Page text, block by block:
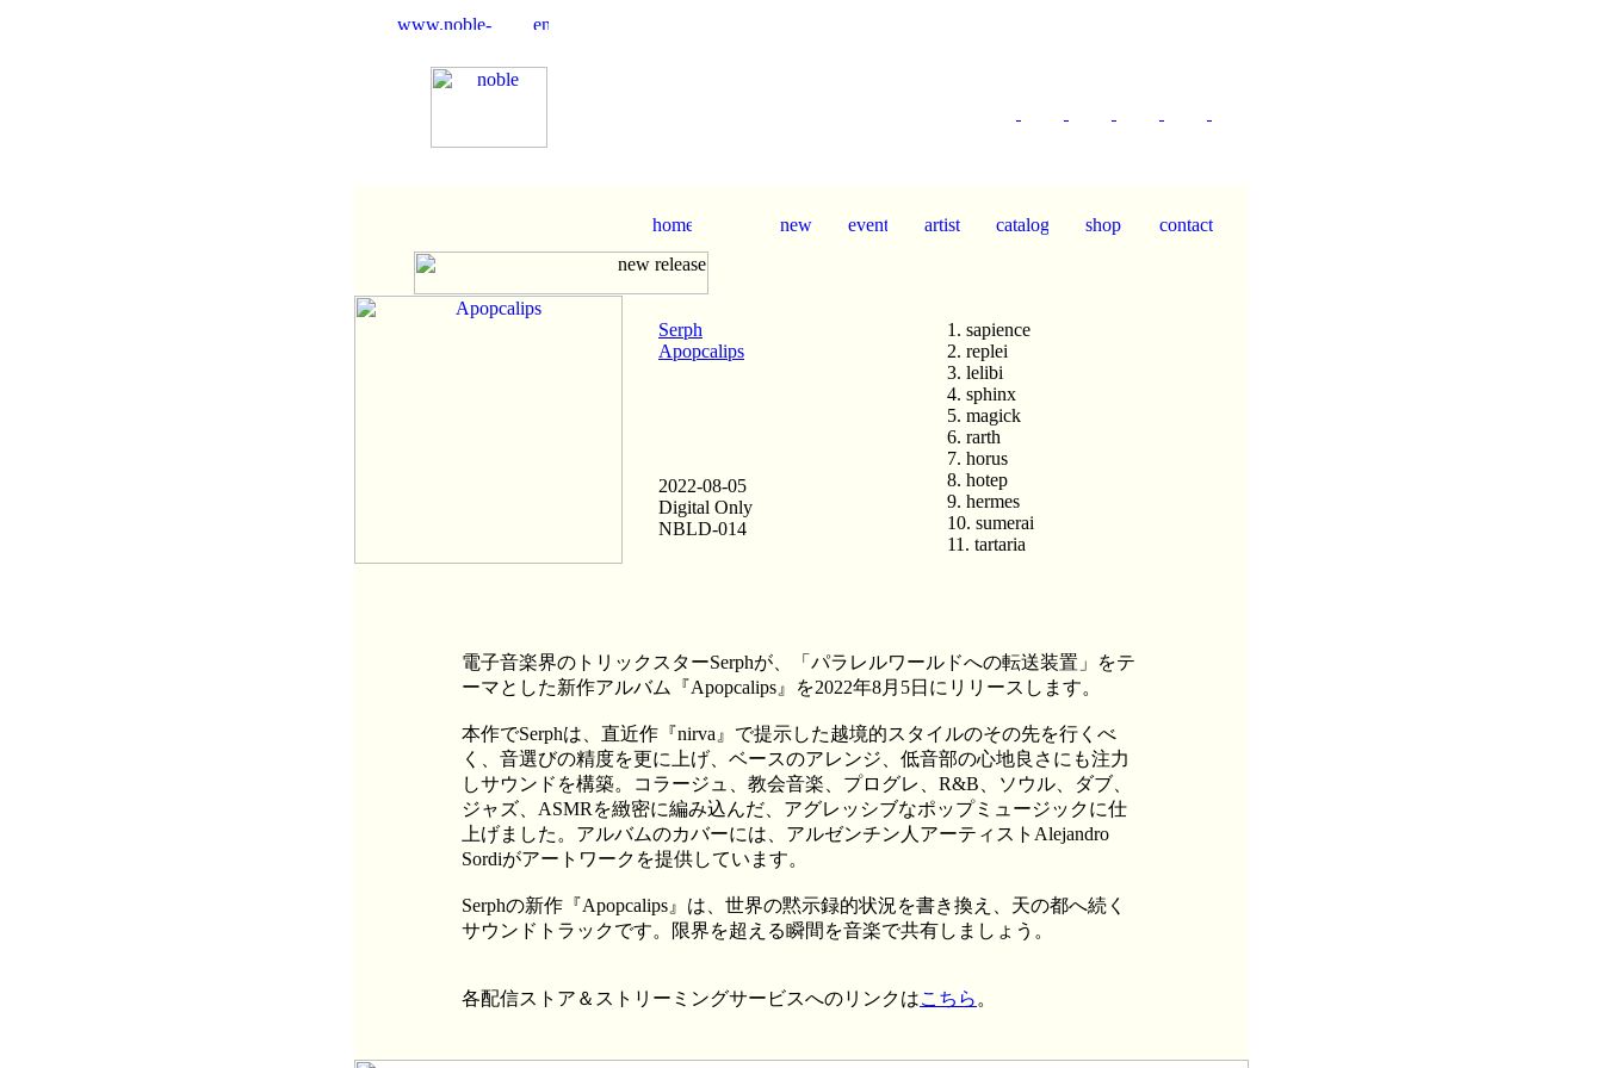
Serph
Apopcalips
2022-08-05
Digital Only
NBLD-014
1. sapience
2. replei
3. lelibi
4. sphinx
5. magick
6. rarth
7. horus
8. hotep
9. hermes
10. sumerai
11. tartaria
電子音楽界のトリックスターSerphが、「パラレルワールドへの転送装置」をテ
ーマとした新作アルバム『Apopcalips』を2022年8月5日にリリースします。
本作でSerphは、直近作『nirva』で提示した越境的スタイルのその先を行くべ
く、音選びの精度を更に上げ、ベースのアレンジ、低音部の心地良さにも注力
しサウンドを構築。コラージュ、教会音楽、プログレ、R&B、ソウル、ダブ、
ジャズ、ASMRを緻密に編み込んだ、アグレッシブなポップミュージックに仕
上げました。アルバムのカバーには、アルゼンチン人アーティストAlejandro
Sordiがアートワークを提供しています。
Serphの新作『Apopcalips』は、世界の黙示録的状況を書き換え、天の都へ続く
サウンドトラックです。限界を超える瞬間を音楽で共有しましょう。
各配信ストア＆ストリーミングサービスへのリンクはこちら 。